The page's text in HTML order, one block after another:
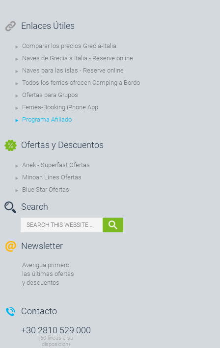
Enlaces Útiles
Comparar los precios Grecia-Italia
Naves de Grecia a Italia - Reserve online
Naves para las islas - Reserve online
Todos los ferries ofrecen Camping a Bordo
Ofertas para Grupos
Ferries-Booking iPhone App
Programa Afiliado
Ofertas y Descuentos
Anek - Superfast Ofertas
Minoan Lines Ofertas
Blue Star Ofertas
Search
Newsletter
Averigua primero
las últimas ofertas
y descuentos
Contacto
+30 2810 529 000
(60 líneas a su
disposición)